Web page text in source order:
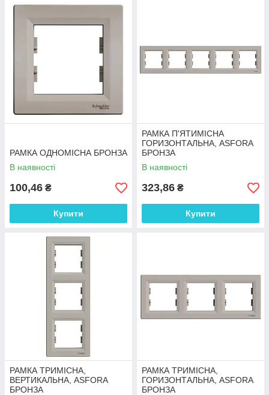
РАМКА ОДНОМІСНА БРОНЗА
В наявності
100,46 ₴
Купити
РАМКА П'ЯТИМІСНА
ГОРИЗОНТАЛЬНА, ASFORA
БРОНЗА
В наявності
323,86 ₴
Купити
РАМКА ТРИМІСНА,
ВЕРТИКАЛЬНА, ASFORA
БРОНЗА
РАМКА ТРИМІСНА,
ГОРИЗОНТАЛЬНА, ASFORA
БРОНЗА